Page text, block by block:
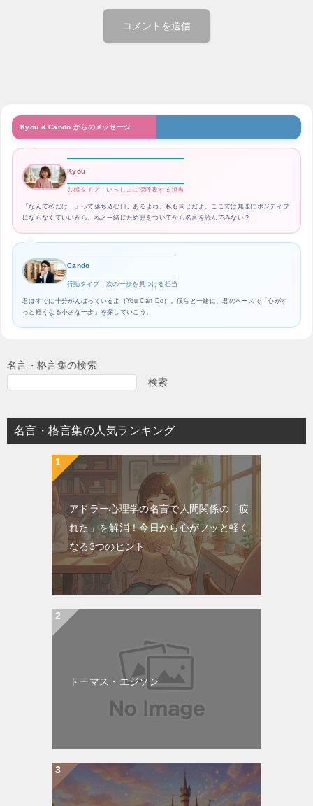
Kyou & Cando からのメッセージ
Kyou
共感タイプ｜いっしょに深呼吸する担当
「なんで私だけ…」って落ち込む日、あるよね。私も同じだよ。ここでは無理にポジティブ
にならなくていいから、私と一緒にため息をついてから名言を読んでみない？
Cando
行動タイプ｜次の一歩を見つける担当
君はすでに十分がんばっているよ（You Can Do）。僕らと一緒に、君のペースで「心がす
っと軽くなる小さな一歩」を探していこう。
名言・格言集の検索
検索
名言・格言集の人気ランキング
アドラー心理学の名言で人間関係の「疲
れた」を解消！今日から心がフッと軽く
なる3つのヒント
トーマス・エジソン